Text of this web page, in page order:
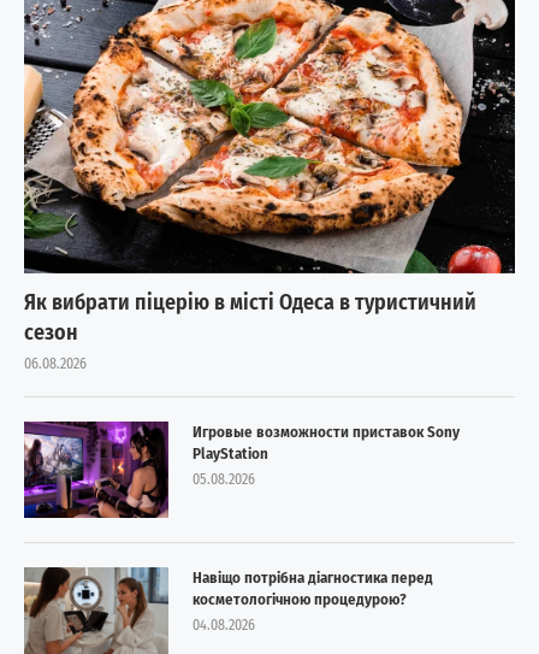
Як вибрати піцерію в місті Одеса в туристичний
сезон
06.08.2026
Игровые возможности приставок Sony
PlayStation
05.08.2026
Навіщо потрібна діагностика перед
косметологічною процедурою?
04.08.2026